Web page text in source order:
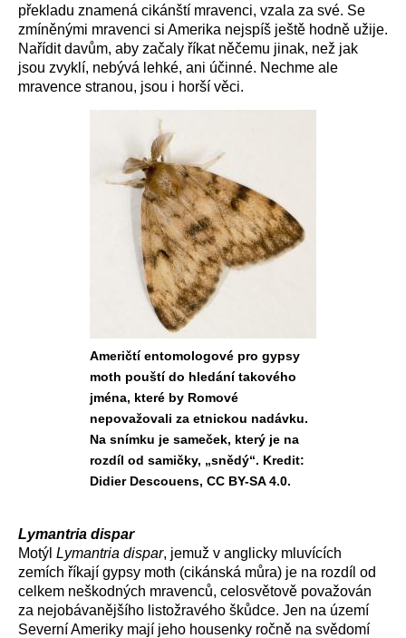
překladu znamená cikánští mravenci, vzala za své. Se
zmíněnými mravenci si Amerika nejspíš ještě hodně užije.
Nařídit davům, aby začaly říkat něčemu jinak, než jak
jsou zvyklí, nebývá lehké, ani účinné. Nechme ale
mravence stranou, jsou i horší věci.
Američtí entomologové pro gypsy
moth pouští do hledání takového
jména, které by Romové
nepovažovali za etnickou nadávku.
Na snímku je sameček, který je na
rozdíl od samičky, „snědý“. Kredit:
Didier Descouens, CC BY-SA 4.0.
Lymantria dispar
Motýl Lymantria dispar, jemuž v anglicky mluvících
zemích říkají gypsy moth (cikánská můra) je na rozdíl od
celkem neškodných mravenců, celosvětově považován
za nejobávanějšího listožravého škůdce. Jen na území
Severní Ameriky mají jeho housenky ročně na svědomí